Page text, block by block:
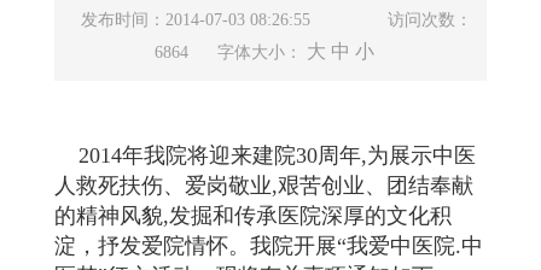
发布时间：2014-07-03 08:26:55
访问次数：
6864
字体大小： 大 中 小
2014年我院将迎来建院30周年,为展示中医
人救死扶伤、爱岗敬业,艰苦创业、团结奉献
的精神风貌,发掘和传承医院深厚的文化积
淀，抒发爱院情怀。我院开展“我爱中医院.中